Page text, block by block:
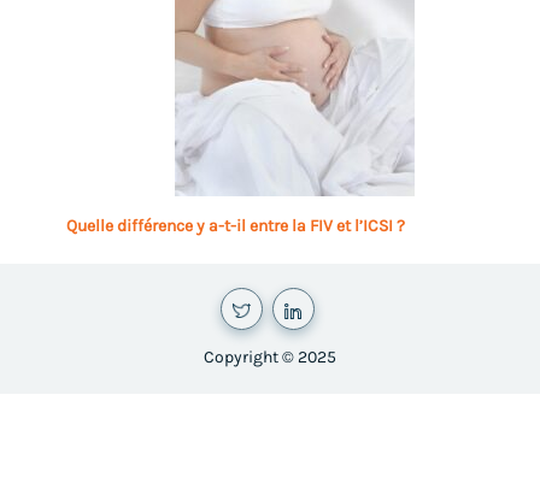
Quelle différence y a-t-il entre la FIV et l’ICSI ?
Copyright © 2025